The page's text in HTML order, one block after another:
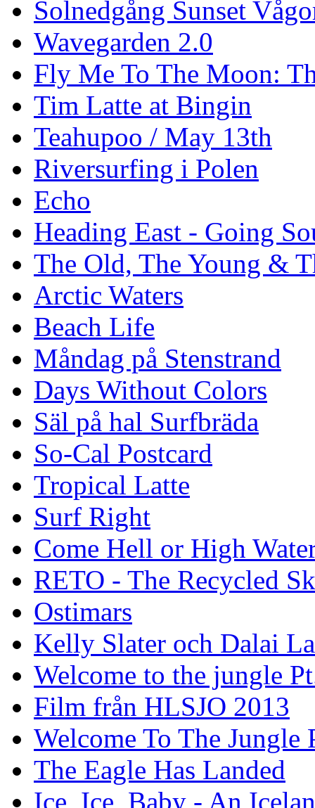
Solnedgång Sunset
Wavegarden 2.0
Fly Me To The Moon:
Tim Latte at Bingin
Teahupoo / May 13th
Riversurfing i Polen
Echo
Heading East - Going
The Old, The Young &
Arctic Waters
Beach Life
Måndag på Stenstrand
Days Without Colors
Säl på hal Surfbräda
So-Cal Postcard
Tropical Latte
Surf Right
Come Hell or High
RETO - The Recycled
Ostimars
Kelly Slater och Dalai
Welcome to the jungle
Film från HLSJO 2013
Welcome To The Jungle
The Eagle Has Landed
Ice, Ice, Baby - An